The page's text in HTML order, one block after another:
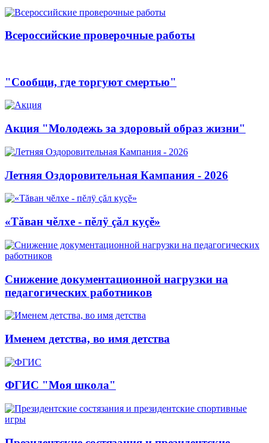
Всероссийские проверочные работы
"Сообщи, где торгуют смертью"
Акция "Молодежь за здоровый образ жизни"
Летняя Оздоровительная Кампания - 2026
«Тăван чĕлхе - пĕлÿ çăл куçĕ»
Снижение документационной нагрузки на
педагогических работников
Именем детства, во имя детства
ФГИС "Моя школа"